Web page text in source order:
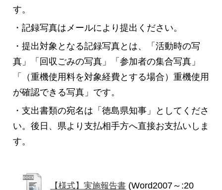
す。
・記録写真はメールにより提出ください。
・提出対象となる記録写真とは、「活動時の写
真」「回収ごみの写真」「参加者の集合写真」
「（重機使用料を対象経費とする場合）重機使用
が確認できる写真」です。
・支出書類の宛名は「徳島県知事」としてくださ
い。後日、県より支払相手方へ直接お支払いしま
す。
【様式】実施報告書 (Word2007～:20